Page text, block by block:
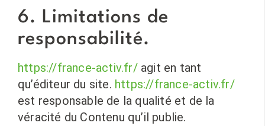
6. Limitations de
responsabilité.
https://france-activ.fr/agit en tant
qu’éditeur du site. https://france-activ.fr/
est responsable de la qualité et de la
véracité du Contenu qu’il publie.